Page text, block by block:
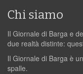
Chi siamo
Il Giornale di Barga e
due realtà distinte:
Il Giornale di Barga è
spalle.